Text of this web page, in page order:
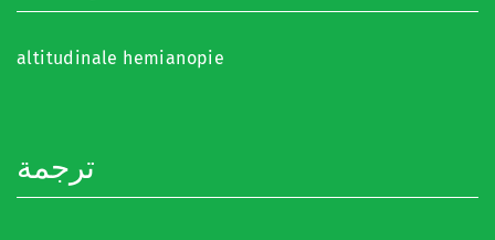
altitudinale hemianopie
ترجمة